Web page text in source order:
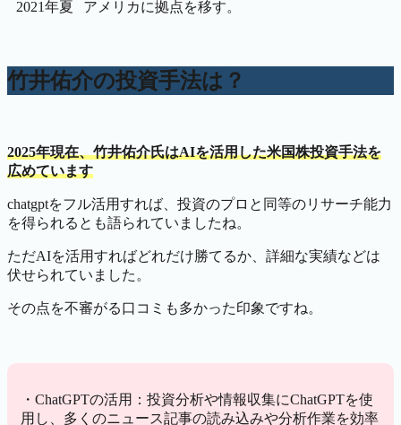
2021年夏
アメリカに拠点を移す。
竹井佑介の投資手法は？
2025年現在、竹井佑介氏はAIを活用した米国株投資手法を
広めています
chatgptをフル活用すれば、投資のプロと同等のリサーチ能力
を得られるとも語られていましたね。
ただAIを活用すればどれだけ勝てるか、詳細な実績などは
伏せられていました。
その点を不審がる口コミも多かった印象ですね。
・ChatGPTの活用：投資分析や情報収集にChatGPTを使
用し、多くのニュース記事の読み込みや分析作業を効率